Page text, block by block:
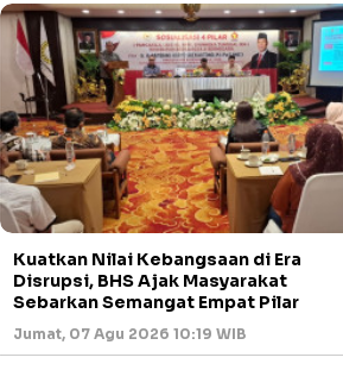
Kuatkan Nilai Kebangsaan di Era
Disrupsi, BHS Ajak Masyarakat
Sebarkan Semangat Empat Pilar
Jumat, 07 Agu 2026 10:19 WIB